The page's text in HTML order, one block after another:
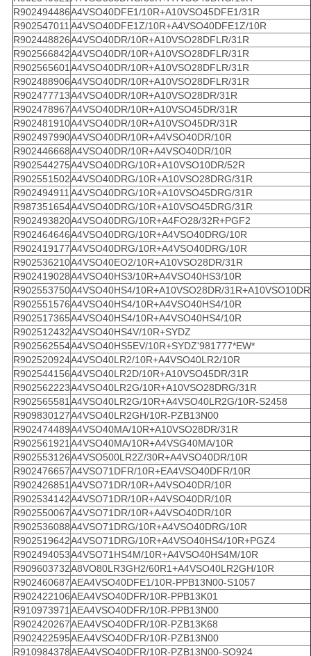
R902494486A4VSO40DFE1/10R+A10VSO45DFE1/31R
R902547011 A4VSO40DFE1Z/10R+A4VSO40DFE1Z/10R
R902448826A4VSO40DR/10R+A10VSO28DFLR/31R
R902566842A4VSO40DR/10R+A10VSO28DFLR/31R
R902565601 A4VSO40DR/10R+A10VSO28DFLR/31R
R902488906A4VSO40DR/10R+A10VSO28DFLR/31R
R902477713A4VSO40DR/10R+A10VSO28DR/31R
R902478967A4VSO40DR/10R+A10VSO45DR/31R
R902481910A4VSO40DR/10R+A10VSO45DR/31R
R902497990A4VSO40DR/10R+A4VSO40DR/10R
R902446668A4VSO40DR/10R+A4VSO40DR/10R
R902544275A4VSO40DRG/10R+A10VSO10DR/52R
R902551502A4VSO40DRG/10R+A10VSO28DRG/31R
R902494911 A4VSO40DRG/10R+A10VSO45DRG/31R
R987351654A4VSO40DRG/10R+A10VSO45DRG/31R
R902493820A4VSO40DRG/10R+A4FO28/32R+PGF2
R902464646A4VSO40DRG/10R+A4VSO40DRG/10R
R902419177A4VSO40DRG/10R+A4VSO40DRG/10R
R902536210A4VSO40EO2/10R+A10VSO28DR/31R
R902419028A4VSO40HS3/10R+A4VSO40HS3/10R
R902553750A4VSO40HS4/10R+A10VSO28DR/31R+A10VSO10DR
R902551576A4VSO40HS4/10R+A4VSO40HS4/10R
R902517365A4VSO40HS4/10R+A4VSO40HS4/10R
R902512432A4VSO40HS4V/10R+SYDZ
R902562554A4VSO40HS5EV/10R+SYDZ'981777*EW*
R902520924A4VSO40LR2/10R+A4VSO40LR2/10R
R902544156A4VSO40LR2D/10R+A10VSO45DR/31R
R902562223A4VSO40LR2G/10R+A10VSO28DRG/31R
R902565581 A4VSO40LR2G/10R+A4VSO40LR2G/10R-S2458
R909830127A4VSO40LR2GH/10R-PZB13N00
R902474489A4VSO40MA/10R+A10VSO28DR/31R
R902561921 A4VSO40MA/10R+A4VSG40MA/10R
R902553126A4VSO500LR2Z/30R+A4VSO40DR/10R
R902476657A4VSO71DFR/10R+EA4VSO40DFR/10R
R902426851 A4VSO71DR/10R+A4VSO40DR/10R
R902534142A4VSO71DR/10R+A4VSO40DR/10R
R902550067A4VSO71DR/10R+A4VSO40DR/10R
R902536088A4VSO71DRG/10R+A4VSO40DRG/10R
R902519642A4VSO71DRG/10R+A4VSO40HS4/10R+PGZ4
R902494053A4VSO71HS4M/10R+A4VSO40HS4M/10R
R909603732A8VO80LR3GH2/60R1+A4VSO40LR2GH/10R
R902460687AEA4VSO40DFE1/10R-PPB13N00-S1057
R902422106AEA4VSO40DFR/10R-PPB13K01
R910973971 AEA4VSO40DFR/10R-PPB13N00
R902420267AEA4VSO40DFR/10R-PZB13K68
R902422595AEA4VSO40DFR/10R-PZB13N00
R910984378AEA4VSO40DFR/10R-PZB13N00-SO924